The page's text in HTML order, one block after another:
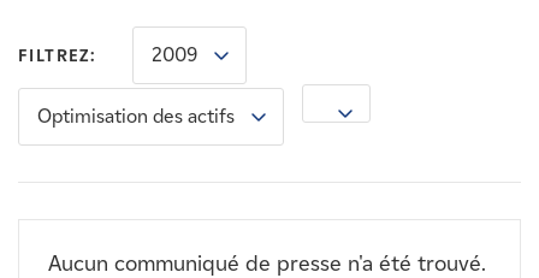
Nouvelles
Contactez-nous
FILTREZ: 2009
Optimisation des actifs
Aucun communiqué de presse n'a été trouvé.